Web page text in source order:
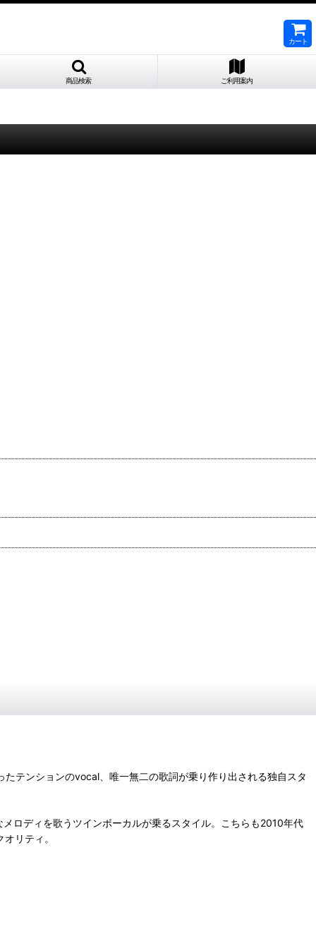
カート
商品検索 ご利用案内
テンションのvocal、唯一無二の歌詞が乗り作り出される独自スタ
ロディを歌うツインボーカルが乗るスタイル。こちらも2010年代
リティ。